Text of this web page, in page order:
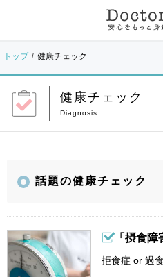
トップ 健康チェック
健康チェック
話題の健康チェック
「摂食障
拒食症 or 過